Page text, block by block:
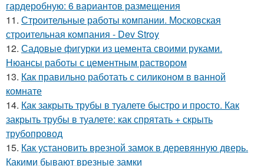
гардеробную: 6 вариантов размещения
11. Строительные работы компании. Московская
строительная компания - Dev Stroy
12. Садовые фигурки из цемента своими руками.
Нюансы работы с цементным раствором
13. Как правильно работать с силиконом в ванной
комнате
14. Как закрыть трубы в туалете быстро и просто. Как
закрыть трубы в туалете: как спрятать + скрыть
трубопровод
15. Как установить врезной замок в деревянную дверь.
Какими бывают врезные замки